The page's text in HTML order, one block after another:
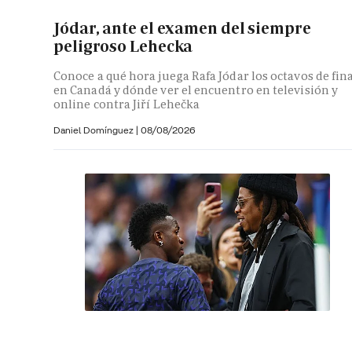
Jódar, ante el examen del siempre
peligroso Lehecka
Conoce a qué hora juega Rafa Jódar los octavos de
en Canadá y dónde ver el encuentro en televisión y
online contra Jiří Lehečka
Daniel Domínguez | 08/08/2026